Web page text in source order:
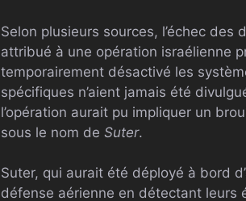
Selon plusieurs sources, l’échec
attribué à une opération israélienne
temporairement désactivé les
spécifiques n’aient jamais été
l’opération aurait pu impliquer un
sous le nom de Suter.
Suter, qui aurait été déployé à bord
défense aérienne en détectant leurs